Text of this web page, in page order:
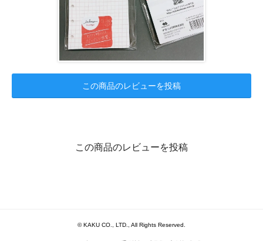
この商品のレビューを投稿
この商品のレビューを投稿
© KAKU CO., LTD., All Rights Reserved.